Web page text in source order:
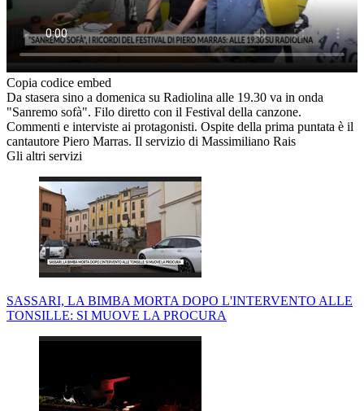
Copia codice embed
Da stasera sino a domenica su Radiolina alle 19.30 va in onda
"Sanremo sofà". Filo diretto con il Festival della canzone.
Commenti e interviste ai protagonisti. Ospite della prima puntata è il
cantautore Piero Marras. Il servizio di Massimiliano Rais
Gli altri servizi
SASSARI, LA BIMBA MORTA DOPO L'INTERVENTO ALLE
TONSILLE: SI MUOVE LA PROCURA